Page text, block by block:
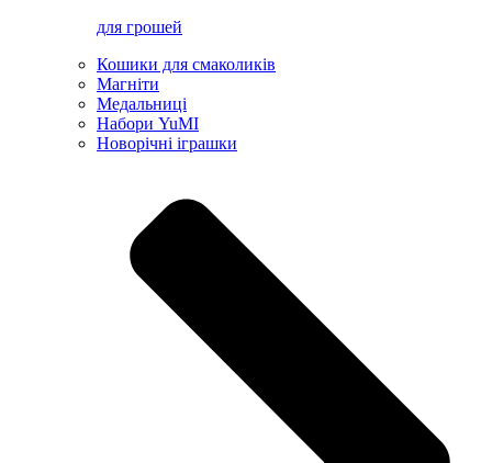
для грошей
Кошики для смаколиків
Магніти
Медальниці
Набори YuMI
Новорічні іграшки